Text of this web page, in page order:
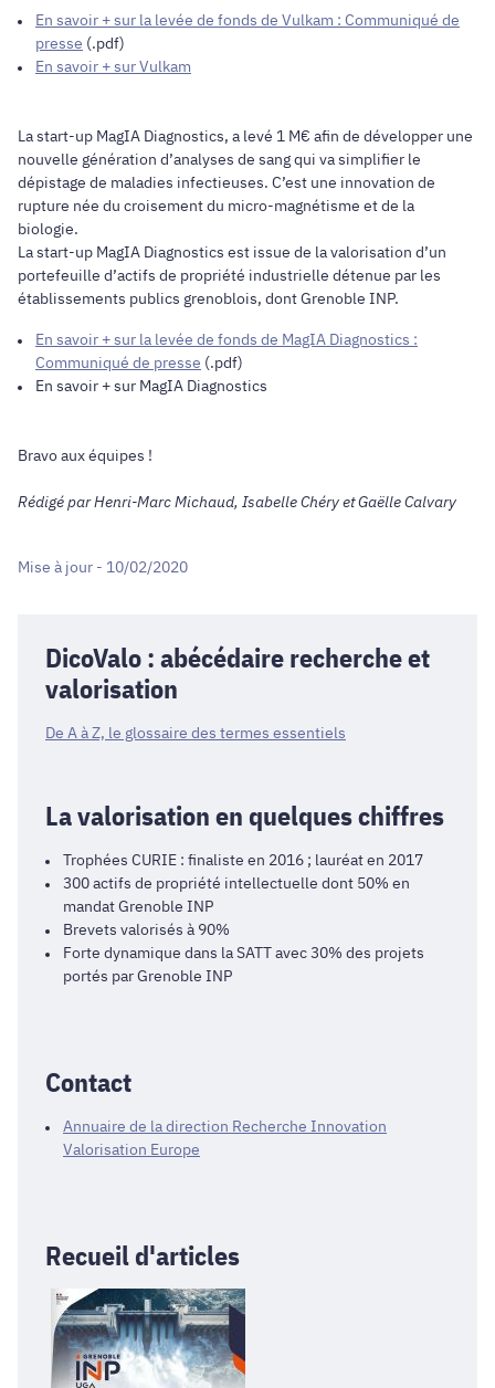
En savoir + sur la levée de fonds de Vulkam : Communiqué de
presse (.pdf)
En savoir + sur Vulkam
La start-up MagIA Diagnostics, a levé 1 M€ afin de développer une
nouvelle génération d’analyses de sang qui va simplifier le
dépistage de maladies infectieuses. C’est une innovation de
rupture née du croisement du micro-magnétisme et de la
biologie.
La start-up MagIA Diagnostics est issue de la valorisation d’un
portefeuille d’actifs de propriété industrielle détenue par les
établissements publics grenoblois, dont Grenoble INP.
En savoir + sur la levée de fonds de MagIA Diagnostics :
Communiqué de presse (.pdf)
En savoir + sur MagIA Diagnostics
Bravo aux équipes !
Rédigé par Henri-Marc Michaud, Isabelle Chéry et Gaëlle Calvary
Mise à jour - 10/02/2020
DicoValo : abécédaire recherche et
valorisation
De A à Z, le glossaire des termes essentiels
La valorisation en quelques chiffres
Trophées CURIE : finaliste en 2016 ; lauréat en 2017
300 actifs de propriété intellectuelle dont 50% en
mandat Grenoble INP
Brevets valorisés à 90%
Forte dynamique dans la SATT avec 30% des projets
portés par Grenoble INP
Contact
Annuaire de la direction Recherche Innovation
Valorisation Europe
Recueil d'articles